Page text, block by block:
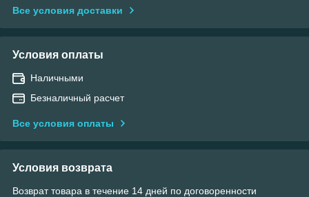
Все условия доставки
Условия оплаты
Наличными
Безналичный расчет
Все условия оплаты
Условия возврата
Возврат товара в течение 14 дней по договоренности